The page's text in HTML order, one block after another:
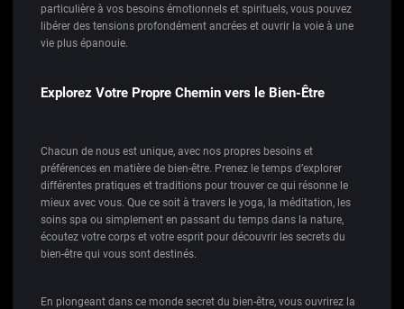
particulière à vos besoins émotionnels et spirituels, vous pouvez
libérer des tensions profondément ancrées et ouvrir la voie à une
vie plus épanouie.
Explorez Votre Propre Chemin vers le Bien-Être
Chacun de nous est unique, avec nos propres besoins et
préférences en matière de bien-être. Prenez le temps d’explorer
différentes pratiques et traditions pour trouver ce qui résonne le
mieux avec vous. Que ce soit à travers le yoga, la méditation, les
soins spa ou simplement en passant du temps dans la nature,
écoutez votre corps et votre esprit pour découvrir les secrets du
bien-être qui vous sont destinés.
En plongeant dans ce monde secret du bien-être, vous ouvrirez la